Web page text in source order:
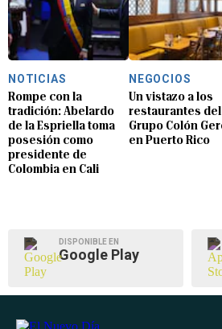
NOTICIAS
Rompe con la
tradición: Abelardo
de la Espriella toma
posesión como
presidente de
Colombia en Cali
NEGOCIOS
Un vistazo a los
restaurantes del
Grupo Colón
en Puerto Rico
DISPONIBLE EN
Google Play